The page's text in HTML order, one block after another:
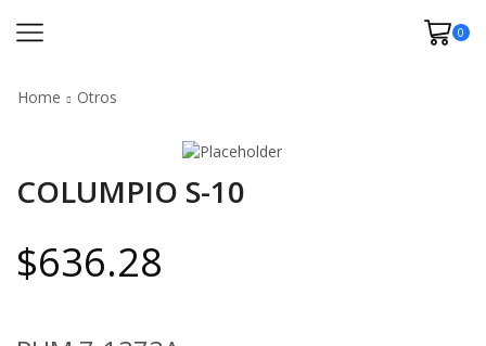
0
Home Otros
COLUMPIO S-10
$636.28